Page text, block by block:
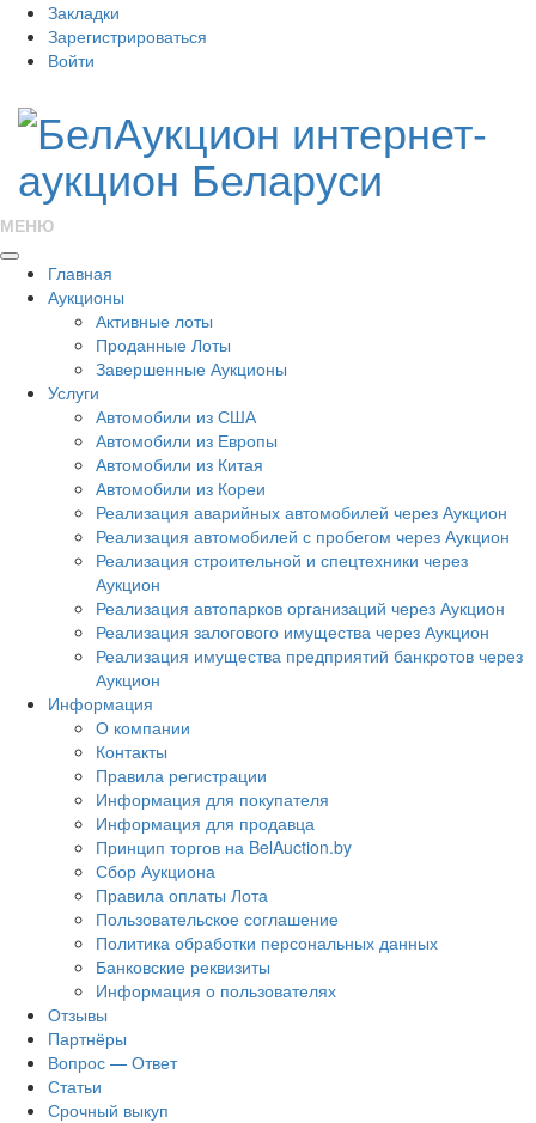
Закладки
Зарегистрироваться
Войти
МЕНЮ
Главная
Аукционы
Активные лоты
Проданные Лоты
Завершенные Аукционы
Услуги
Автомобили из США
Автомобили из Европы
Автомобили из Китая
Автомобили из Кореи
Реализация аварийных автомобилей через Аукцион
Реализация автомобилей с пробегом через Аукцион
Реализация строительной и спецтехники через
Аукцион
Реализация автопарков организаций через Аукцион
Реализация залогового имущества через Аукцион
Реализация имущества предприятий банкротов через
Аукцион
Информация
О компании
Контакты
Правила регистрации
Информация для покупателя
Информация для продавца
Принцип торгов на BelAuction.by
Сбор Аукциона
Правила оплаты Лота
Пользовательское соглашение
Политика обработки персональных данных
Банковские реквизиты
Информация о пользователях
Отзывы
Партнёры
Вопрос — Ответ
Статьи
Срочный выкуп